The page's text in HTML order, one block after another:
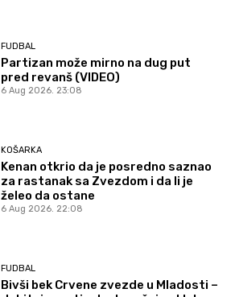
FUDBAL
Partizan može mirno na dug put
pred revanš (VIDEO)
6 Aug 2026. 23:08
KOŠARKA
Kenan otkrio da je posredno saznao
za rastanak sa Zvezdom i da li je
želeo da ostane
6 Aug 2026. 22:08
FUDBAL
Bivši bek Crvene zvezde u Mladosti –